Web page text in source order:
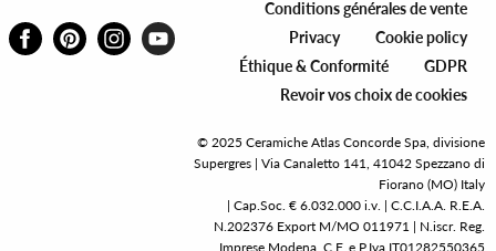
Conditions générales de vente
Privacy
Cookie policy
Éthique & Conformité
GDPR
Revoir vos choix de cookies
© 2025 Ceramiche Atlas Concorde Spa, divisione
Supergres | Via Canaletto 141, 41042 Spezzano di
Fiorano (MO) Italy
| Cap.Soc. € 6.032.000 i.v. | C.C.I.A.A. R.E.A.
N.202376 Export M/MO 011971 | N.iscr. Reg.
Imprese Modena, C.F. e P.Iva IT01282550365